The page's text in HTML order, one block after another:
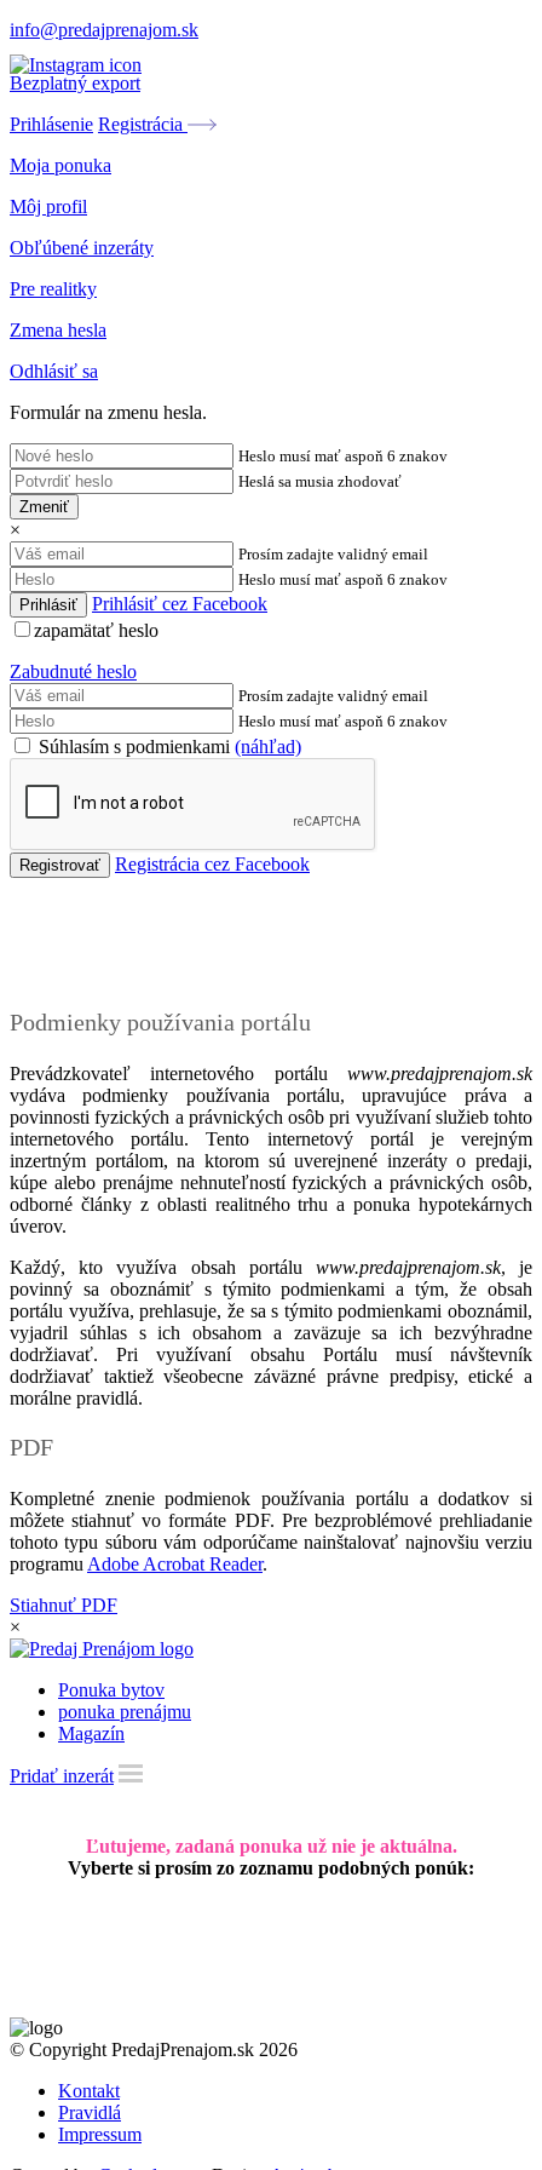
info@predajprenajom.sk
Bezplatný export
Prihlásenie Registrácia
Moja ponuka
Môj profil
Obľúbené inzeráty
Pre realitky
Zmena hesla
Odhlásiť sa
Formulár na zmenu hesla.
Heslo musí mať aspoň 6 znakov
Heslá sa musia zhodovať
Zmeniť
×
Prosím zadajte validný email
Heslo musí mať aspoň 6 znakov
Prihlásiť cez Facebook
zapamätať heslo
Zabudnuté heslo
Prosím zadajte validný email
Heslo musí mať aspoň 6 znakov
Súhlasím s podmienkami (náhľad)
Registrácia cez Facebook
Podmienky používania portálu
Prevádzkovateľ internetového portálu www.predajprenajom.sk
vydáva podmienky používania portálu, upravujúce práva a
povinnosti fyzických a právnických osôb pri využívaní služieb tohto
internetového portálu. Tento internetový portál je verejným
inzertným portálom, na ktorom sú uverejnené inzeráty o predaji,
kúpe alebo prenájme nehnuteľností fyzických a právnických osôb,
odborné články z oblasti realitného trhu a ponuka hypotekárnych
úverov.
Každý, kto využíva obsah portálu www.predajprenajom.sk, je
povinný sa oboznámiť s týmito podmienkami a tým, že obsah
portálu využíva, prehlasuje, že sa s týmito podmienkami oboznámil,
vyjadril súhlas s ich obsahom a zaväzuje sa ich bezvýhradne
dodržiavať. Pri využívaní obsahu Portálu musí návštevník
dodržiavať taktiež všeobecne záväzné právne predpisy, etické a
morálne pravidlá.
PDF
Kompletné znenie podmienok používania portálu a dodatkov si
môžete stiahnuť vo formáte PDF. Pre bezproblémové prehliadanie
tohoto typu súboru vám odporúčame nainštalovať najnovšiu verziu
programu Adobe Acrobat Reader.
Stiahnuť PDF
×
Ponuka bytov
ponuka prenájmu
Magazín
Pridať inzerát
Ľutujeme, zadaná ponuka už nie je aktuálna.
Vyberte si prosím zo zoznamu podobných ponúk:
© Copyright PredajPrenajom.sk 2026
Kontakt
Pravidlá
Impressum